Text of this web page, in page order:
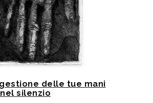
delle tue mani
silenzio